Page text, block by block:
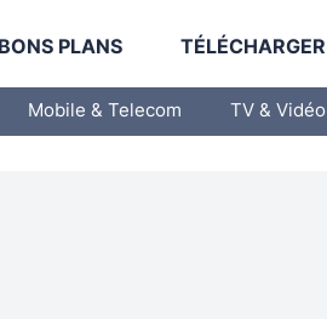
BONS PLANS TÉLÉCHARGER
Mobile & Telecom TV & Vidéo